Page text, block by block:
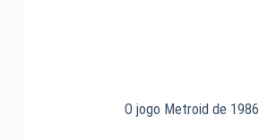
O jogo Metroid de 1986